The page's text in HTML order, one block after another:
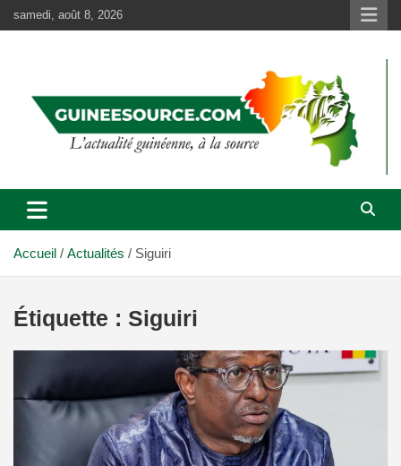
au
samedi, août 8, 2026
Accueil Actualités Siguiri
Étiquette : Siguiri